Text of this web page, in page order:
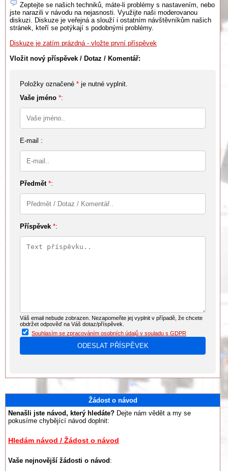
Zeptejte se našich techniků, máte-li problémy s nastavením, nebo
jste narazili v návodu na nejasnosti. Využijte naši moderovanou
diskuzi. Diskuze je veřejná a slouží i ostatním návštěvníkům našich
stránek, kteří se potýkají s podobnými problémy.
Diskuze je zatím prázdná - vložte první příspěvek
Vložit nový příspěvek / Dotaz / Komentář:
Položky označené * je nutné vyplnit.
Vaše jméno *:
E-mail :
Předmět *:
Příspěvek *:
Váš email nebude zobrazen. Nezapomeňte jej vyplnit v případě, že chcete
obdržet odpověď na Váš dotaz/příspěvek.
Souhlasím se zpracováním osobních údajů v souladu s GDPR
Žádost o návod
Nenašli jste návod, který hledáte? Dejte nám vědět a my se
pokusíme chybějící návod doplnit:
Hledám návod / Žádost o návod
Vaše nejnovější žádosti o návod :